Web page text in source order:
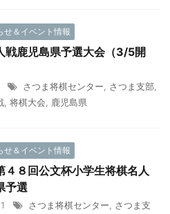
せ＆イベント情報
戦鹿児島県予選大会（3/5開
さつま将棋センター さつま支部
将棋大会 鹿児島県
せ＆イベント情報
４８回公文杯小学生将棋名人
予選
さつま将棋センター
さつま支